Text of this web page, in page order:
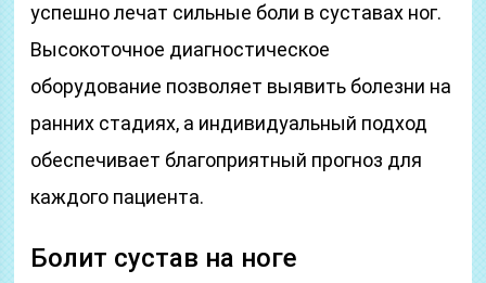
успешно лечат сильные боли в суставах ног.
Высокоточное диагностическое
оборудование позволяет выявить болезни на
ранних стадиях, а индивидуальный подход
обеспечивает благоприятный прогноз для
каждого пациента.
Болит сустав на ноге